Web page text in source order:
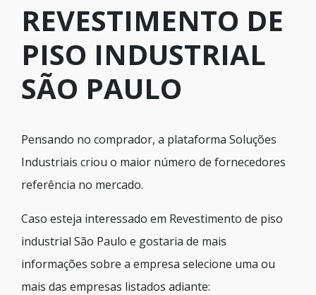
REVESTIMENTO DE
PISO INDUSTRIAL
SÃO PAULO
Pensando no comprador, a plataforma Soluções
Industriais criou o maior número de fornecedores
referência no mercado.
Caso esteja interessado em Revestimento de piso
industrial São Paulo e gostaria de mais
informações sobre a empresa selecione uma ou
mais das empresas listados adiante: